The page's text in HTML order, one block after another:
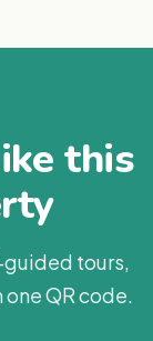
this
tours,
QR code.